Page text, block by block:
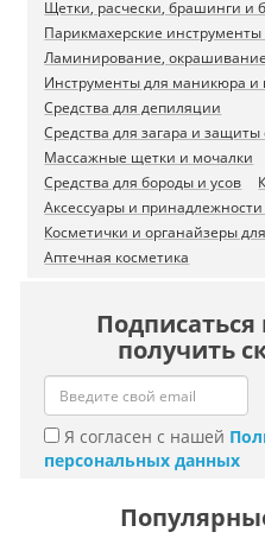
Щетки, расчески, брашинги и
Парикмахерские
Ламинирование,
Инструменты для маникюра и
Средства для депиляции
Средства для загара и защиты
Массажные щетки и мочалки
Средства для бороды и усов
Аксессуары и
Косметички и органайзеры
Аптечная косметика
Подписаться
получить
Я согласен с нашей
персональных данных